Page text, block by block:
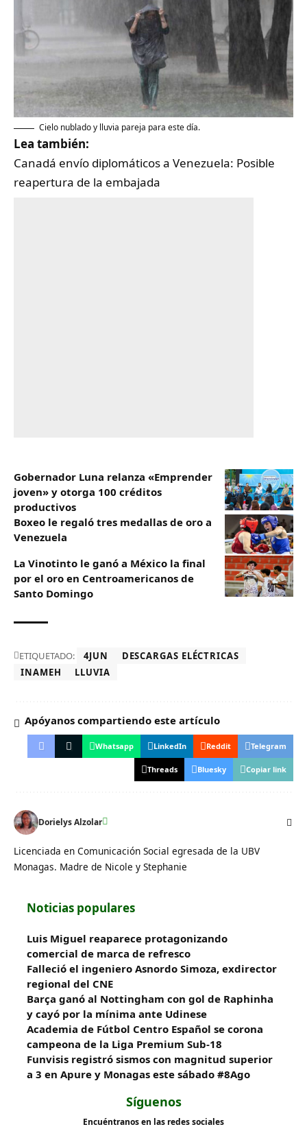
Cielo nublado y lluvia pareja para este día.
Lea también:
Canadá envío diplomáticos a Venezuela: Posible
reapertura de la embajada
Gobernador Luna relanza «Emprender
joven» y otorga 100 créditos
productivos
Boxeo le regaló tres medallas de oro a
Venezuela
La Vinotinto le ganó a México la final
por el oro en Centroamericanos de
Santo Domingo
ETIQUETADO: 4JUN
DESCARGAS ELÉCTRICAS
INAMEH
LLUVIA
Apóyanos compartiendo este artículo
Whatsapp LinkedIn Reddit Telegram
Threads Bluesky Copiar link
Dorielys Alzolar
Licenciada en Comunicación Social egresada de la UBV
Monagas. Madre de Nicole y Stephanie
Noticias populares
Luis Miguel reaparece protagonizando
comercial de marca de refresco
Falleció el ingeniero Asnordo Simoza, exdirector
regional del CNE
Barça ganó al Nottingham con gol de Raphinha
y cayó por la mínima ante Udinese
Academia de Fútbol Centro Español se corona
campeona de la Liga Premium Sub-18
Funvisis registró sismos con magnitud superior
a 3 en Apure y Monagas este sábado #8Ago
Síguenos
Encuéntranos en las redes sociales